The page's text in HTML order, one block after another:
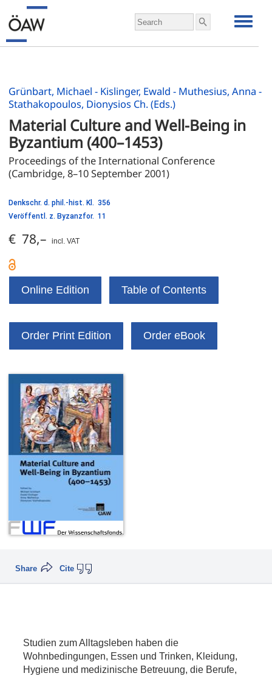
Grünbart, Michael - Kislinger, Ewald - Muthesius, Anna -
Stathakopoulos, Dionysios Ch. (Eds.)
Material Culture and Well-Being in
Byzantium (400–1453)
Proceedings of the International Conference
(Cambridge, 8–10 September 2001)
Denkschr. d. phil.-hist. Kl. 356
Veröffentl. z. Byzanzfor. 11
€ 78,– incl. VAT
Online Edition Table of Contents
Order Print Edition Order eBook
Cite
Share
Studien zum Alltagsleben haben die
Wohnbedingungen, Essen und Trinken, Kleidung,
Hygiene und medizinische Betreuung, die Berufe,